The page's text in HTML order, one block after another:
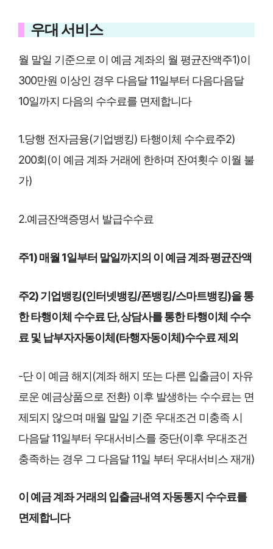
우대 서비스
월 말일 기준으로 이 예금 계좌의 월 평균잔액주1)이
300만원 이상인 경우 다음달 11일부터 다음다음달
10일까지 다음의 수수료를 면제합니다
1.당행 전자금융(기업뱅킹) 타행이체 수수료주2)
200회(이 예금 계좌 거래에 한하며 잔여횟수 이월 불
가)
2.예금잔액증명서 발급수수료
주1) 매월 1일부터 말일까지의 이 예금 계좌 평균잔액
주2) 기업뱅킹(인터넷뱅킹/폰뱅킹/스마트뱅킹)을 통
한 타행이체 수수료 단, 상담사를 통한 타행이체 수수
료 및 납부자자동이체(타행자동이체)수수료 제외
-단 이 예금 해지(계좌 해지 또는 다른 입출금이 자유
로운 예금상품으로 전환) 이후 발생하는 수수료는 면
제되지 않으며 매월 말일 기준 우대조건 미충족 시
다음달 11일부터 우대서비스를 중단(이후 우대조건
충족하는 경우 그 다음달 11일 부터 우대서비스 재개)
이 예금 계좌 거래의 입출금내역 자동통지 수수료를
면제합니다